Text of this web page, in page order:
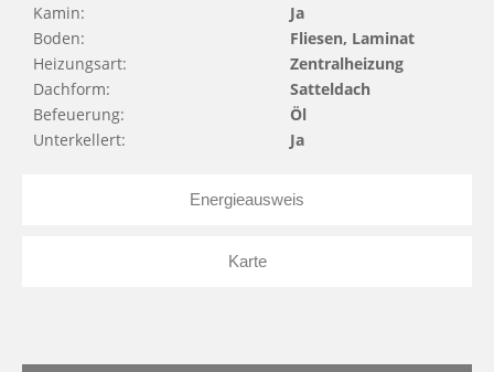
Energieausweis
Karte
Kamin:
Ja
Boden:
Fliesen, Laminat
Heizungsart:
Zentralheizung
Dachform:
Satteldach
Befeuerung:
Öl
Unterkellert:
Ja